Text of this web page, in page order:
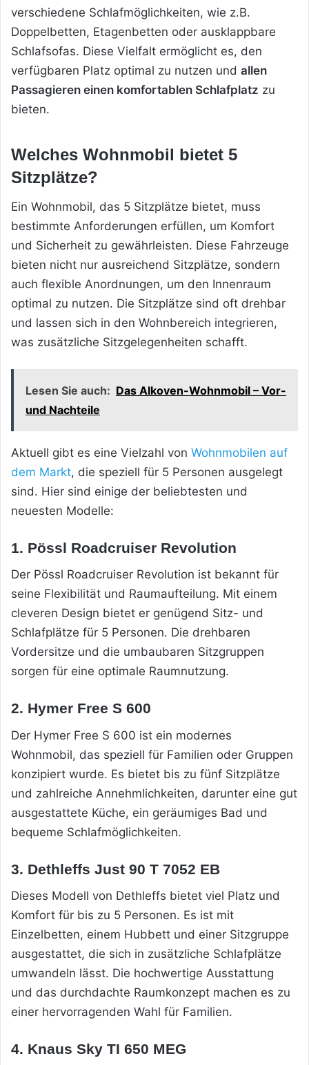
verschiedene Schlafmöglichkeiten, wie z.B.
Doppelbetten, Etagenbetten oder ausklappbare
Schlafsofas. Diese Vielfalt ermöglicht es, den
verfügbaren Platz optimal zu nutzen und allen
Passagieren einen komfortablen Schlafplatz zu
bieten.
Welches Wohnmobil bietet 5
Sitzplätze?
Ein Wohnmobil, das 5 Sitzplätze bietet, muss
bestimmte Anforderungen erfüllen, um Komfort
und Sicherheit zu gewährleisten. Diese Fahrzeuge
bieten nicht nur ausreichend Sitzplätze, sondern
auch flexible Anordnungen, um den Innenraum
optimal zu nutzen. Die Sitzplätze sind oft drehbar
und lassen sich in den Wohnbereich integrieren,
was zusätzliche Sitzgelegenheiten schafft.
Lesen Sie auch: Das Alkoven-Wohnmobil – Vor-
und Nachteile
Aktuell gibt es eine Vielzahl von Wohnmobilen auf
dem Markt, die speziell für 5 Personen ausgelegt
sind. Hier sind einige der beliebtesten und
neuesten Modelle:
1. Pössl Roadcruiser Revolution
Der Pössl Roadcruiser Revolution ist bekannt für
seine Flexibilität und Raumaufteilung. Mit einem
cleveren Design bietet er genügend Sitz- und
Schlafplätze für 5 Personen. Die drehbaren
Vordersitze und die umbaubaren Sitzgruppen
sorgen für eine optimale Raumnutzung.
2. Hymer Free S 600
Der Hymer Free S 600 ist ein modernes
Wohnmobil, das speziell für Familien oder Gruppen
konzipiert wurde. Es bietet bis zu fünf Sitzplätze
und zahlreiche Annehmlichkeiten, darunter eine gut
ausgestattete Küche, ein geräumiges Bad und
bequeme Schlafmöglichkeiten.
3. Dethleffs Just 90 T 7052 EB
Dieses Modell von Dethleffs bietet viel Platz und
Komfort für bis zu 5 Personen. Es ist mit
Einzelbetten, einem Hubbett und einer Sitzgruppe
ausgestattet, die sich in zusätzliche Schlafplätze
umwandeln lässt. Die hochwertige Ausstattung
und das durchdachte Raumkonzept machen es zu
einer hervorragenden Wahl für Familien.
4. Knaus Sky TI 650 MEG